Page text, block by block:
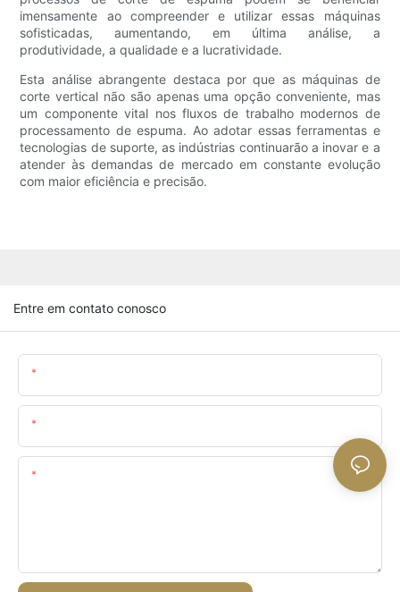
imensamente ao compreender e utilizar essas máquinas
sofisticadas, aumentando, em última análise, a
produtividade, a qualidade e a lucratividade.
Esta análise abrangente destaca por que as máquinas de
corte vertical não são apenas uma opção conveniente, mas
um componente vital nos fluxos de trabalho modernos de
processamento de espuma. Ao adotar essas ferramentas e
tecnologias de suporte, as indústrias continuarão a inovar e a
atender às demandas de mercado em constante evolução
com maior eficiência e precisão.
Entre em contato conosco